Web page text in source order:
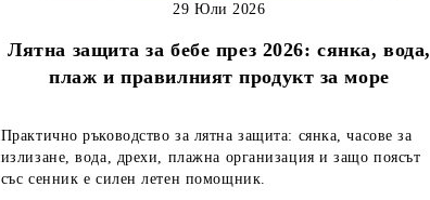
Лятна защита за бебе през 2026: сянка, вода,
плаж и правилният продукт за море
29 Юли 2026
Практично ръководство за лятна защита: сянка, часове за
излизане, вода, дрехи, плажна организация и защо поясът
със сенник е силен летен помощник.